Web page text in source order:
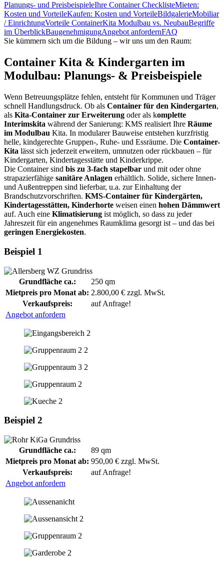
Planungs- und PreisbeispieleIhre Container ChecklisteMieten:
Kosten und VorteileKaufen: Kosten und VorteileBildgalerieMobiliar
/ EinrichtungVorteile ContainerKita Modulbau vs. NeubauBegriffe
im ÜberblickBaugenehmigungAngebot anfordernFAQ
Sie kümmern sich um die Bildung – wir uns um den Raum:
Container Kita & Kindergarten im
Modulbau: Planungs- & Preisbeispiele
Wenn Betreuungsplätze fehlen, entsteht für Kommunen und Träger
schnell Handlungsdruck. Ob als Container für den Kindergarten,
als Kita-Container zur Erweiterung oder als komplette
Interimskita während der Sanierung: KMS realisiert Ihre Räume
im Modulbau Kita. In modularer Bauweise entstehen kurzfristig
helle, kindgerechte Gruppen-, Ruhe- und Essräume. Die Container-
Kita lässt sich jederzeit erweitern, umnutzen oder rückbauen – für
Kindergarten, Kindertagesstätte und Kinderkrippe.
Die Container sind bis zu 3-fach stapelbar und mit oder ohne
strapazierfähige sanitäre Anlagen erhältlich. Solide, sichere Innen-
und Außentreppen sind lieferbar, u.a. zur Einhaltung der
Brandschutzvorschriften. KMS-Container für Kindergärten,
Kindertagesstätten, Kinderhorte weisen einen hohen Dämmwert
auf. Auch eine Klimatisierung ist möglich, so dass zu jeder
Jahreszeit für ein angenehmes Raumklima gesorgt ist – und das bei
geringen Energiekosten.
Beispiel 1
Grundfläche ca.:
250 qm
Mietpreis pro Monat ab: 2.800,00 € zzgl. MwSt.
Verkaufspreis:
auf Anfrage!
Angebot anfordern
Beispiel 2
Grundfläche ca.:
89 qm
Mietpreis pro Monat ab: 950,00 € zzgl. MwSt.
Verkaufspreis:
auf Anfrage!
Angebot anfordern